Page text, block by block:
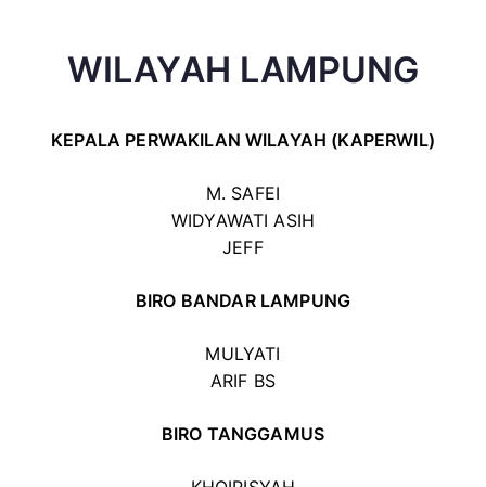
WILAYAH LAMPUNG
KEPALA PERWAKILAN WILAYAH (KAPERWIL)
M. SAFEI
WIDYAWATI ASIH
JEFF
BIRO BANDAR LAMPUNG
MULYATI
ARIF BS
BIRO TANGGAMUS